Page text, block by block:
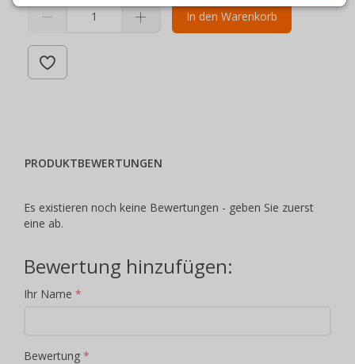
In den Warenkorb
PRODUKTBEWERTUNGEN
Es existieren noch keine Bewertungen - geben Sie zuerst
eine ab.
Bewertung hinzufügen:
Ihr Name
Bewertung